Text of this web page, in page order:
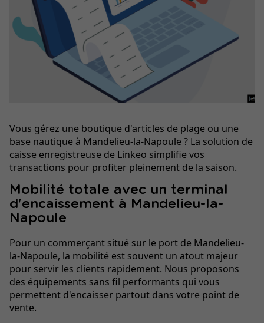
Vous gérez une boutique d'articles de plage ou une
base nautique à Mandelieu-la-Napoule ? La solution de
caisse enregistreuse de Linkeo simplifie vos
transactions pour profiter pleinement de la saison.
Mobilité totale avec un terminal
d'encaissement à Mandelieu-la-
Napoule
Pour un commerçant situé sur le port de Mandelieu-
la-Napoule, la mobilité est souvent un atout majeur
pour servir les clients rapidement. Nous proposons
des équipements sans fil performants qui vous
permettent d'encaisser partout dans votre point de
vente.